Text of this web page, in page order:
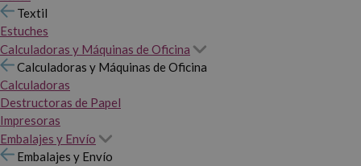
Textil
Estuches
Calculadoras y Máquinas de Oficina
Calculadoras y Máquinas de Oficina
Calculadoras
Destructoras de Papel
Impresoras
Embalajes y Envío
Embalajes y Envío